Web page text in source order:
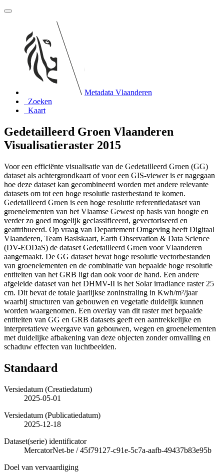
Metadata Vlaanderen
Zoeken
Kaart
Gedetailleerd Groen Vlaanderen
Visualisatieraster 2015
Voor een efficiënte visualisatie van de Gedetailleerd Groen (GG)
dataset als achtergrondkaart of voor een GIS-viewer is er nagegaan
hoe deze dataset kan gecombineerd worden met andere relevante
datasets om tot een hoge resolutie rasterbestand te komen.
Gedetailleerd Groen is een hoge resolutie referentiedataset van
groenelementen van het Vlaamse Gewest op basis van hoogte en
verder zo goed mogelijk geclassificeerd, gevectoriseerd en
geattribueerd. Op vraag van Departement Omgeving heeft Digitaal
Vlaanderen, Team Basiskaart, Earth Observation & Data Science
(DV-EODaS) de dataset Gedetailleerd Groen voor Vlaanderen
aangemaakt. De GG dataset bevat hoge resolutie vectorbestanden
van groenelementen en de combinatie van bepaalde hoge resolutie
entiteiten van het GRB ligt dan ook voor de hand. Een andere
afgeleide dataset van het DHMV-II is het Solar irradiance raster 25
cm. Dit bevat de totale jaarlijkse zoninstraling in Kwh/m²/jaar
waarbij structuren van gebouwen en vegetatie duidelijk kunnen
worden waargenomen. Een overlay van dit raster met bepaalde
entiteiten van GG en GRB datasets geeft een aantrekkelijke en
interpretatieve weergave van gebouwen, wegen en groenelementen
met duidelijke afbakening van deze objecten zonder omvalling en
schaduw effecten van luchtbeelden.
Standaard
Versiedatum (Creatiedatum)
2025-05-01
Versiedatum (Publicatiedatum)
2025-12-18
Dataset(serie) identificator
MercatorNet-be /45f79127-c91e-5c7a-aafb-49437b83e95b
Doel van vervaardiging